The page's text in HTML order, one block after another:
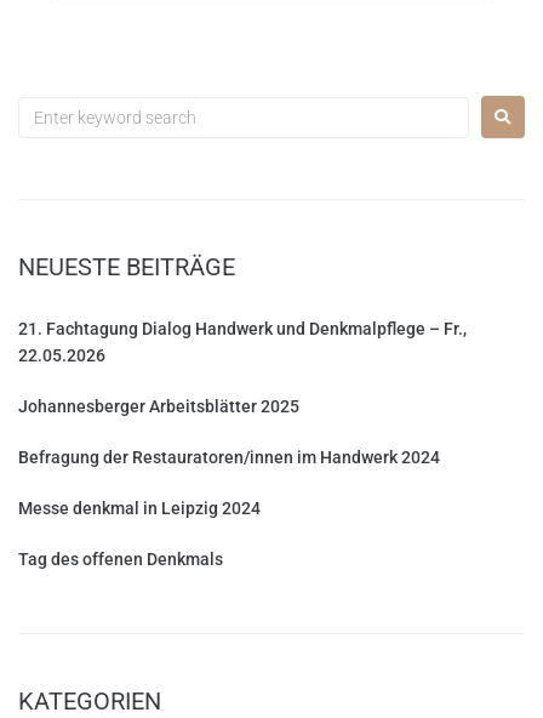
NEUESTE BEITRÄGE
21. Fachtagung Dialog Handwerk und Denkmalpflege – Fr.,
22.05.2026
Johannesberger Arbeitsblätter 2025
Befragung der Restauratoren/innen im Handwerk 2024
Messe denkmal in Leipzig 2024
Tag des offenen Denkmals
KATEGORIEN